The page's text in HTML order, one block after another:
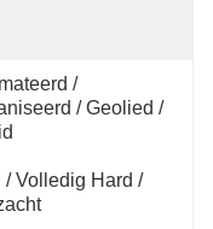
/
/ Geolied /
/ Volledig Hard /